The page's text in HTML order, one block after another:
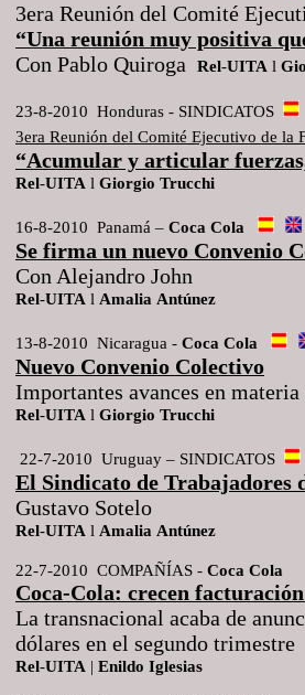
3era Reunión del Comité
“Una reunión muy positiva
Con Pablo Quiroga
Rel-UITA l
23-8-2010 Honduras - SINDICATOS
3era Reunión del Comité Ejecutivo de la
“Acumular y articular
Rel-UITA l Giorgio Trucchi
16-8-2010 Panamá – Coca Cola
Se firma un nuevo Convenio
Con Alejandro John
Rel-UITA l Amalia Antúnez
13-8-2010 Nicaragua - Coca Cola
Nuevo Convenio Colectivo
Importantes avances en
Rel-UITA l Giorgio Trucchi
22-7-2010 Uruguay – SINDICATOS
El Sindicato de Trabajadores
Gustavo Sotelo
Rel-UITA l Amalia Antúnez
22-7-2010 COMPAÑÍAS - Coca Cola
Coca-Cola: crecen
La transnacional acaba de
dólares en el segundo trimestre
Rel-UITA | Enildo Iglesias